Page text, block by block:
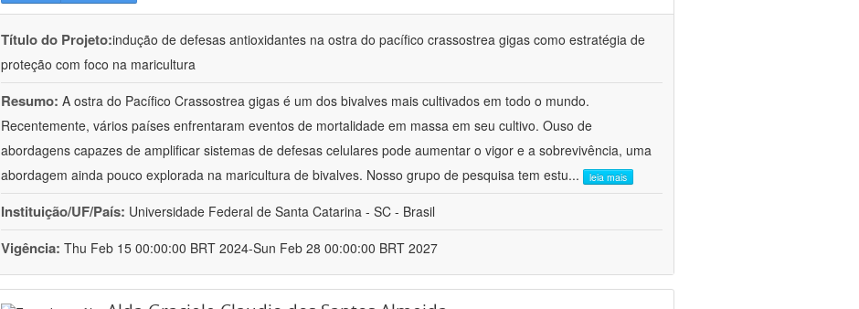
Título do Projeto:indução de defesas antioxidantes na ostra do pacífico crassostrea gigas como estratégia de
proteção com foco na maricultura
Resumo: A ostra do Pacífico Crassostrea gigas é um dos bivalves mais cultivados em todo o mundo.
Recentemente, vários países enfrentaram eventos de mortalidade em massa em seu cultivo. Ouso de
abordagens capazes de amplificar sistemas de defesas celulares pode aumentar o vigor e a sobrevivência, uma
abordagem ainda pouco explorada na maricultura de bivalves. Nosso grupo de pesquisa tem estu... leia mais
Instituição/UF/País: Universidade Federal de Santa Catarina - SC - Brasil
Vigência: Thu Feb 15 00:00:00 BRT 2024-Sun Feb 28 00:00:00 BRT 2027